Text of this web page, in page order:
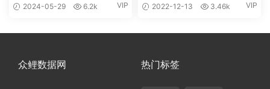
2024-05-29 6.2k VIP 2022-12-13 3.46k VIP
众鲤数据网 热门标签